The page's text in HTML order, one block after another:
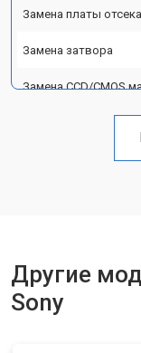
Замена платы
Замена затвора
Замена CCD/CMOS
Чистка матрицы
Другие
Sony